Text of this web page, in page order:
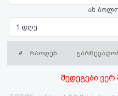
რეგისტრაცია
აღდგენა
ან
1 დღე
# რაოდენ.
შედეგები ვერ